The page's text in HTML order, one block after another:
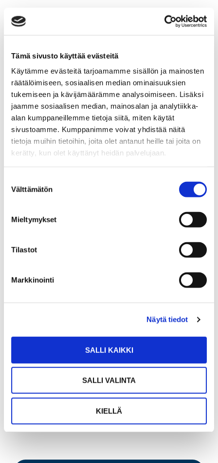
Tämä sivusto käyttää evästeitä
Käytämme evästeitä tarjoamamme sisällön ja mainosten
räätälöimiseen, sosiaalisen median ominaisuuksien
tukemiseen ja kävijämäärämme analysoimiseen. Lisäksi
jaamme sosiaalisen median, mainosalan ja analytiikka-
alan kumppaneillemme tietoja siitä, miten käytät
sivustoamme. Kumppanimme voivat yhdistää näitä
tietoja muihin tietoihin, joita olet antanut heille tai joita on
kerätty, kun olet käyttänyt heidän palvelujaan.
valinta
Välttämätön
Mieltymykset
Tilastot
Markkinointi
Näytä tiedot
SALLI KAIKKI
SALLI VALINTA
KIELLÄ
Sp-Koti Jämsä Kipinä | Kiinteistönvälitys Tanja
+358 400 423 995
WhatsApp
anna.leppanen@spkoti.fi
Sp-Koti Jämsä Kipinä